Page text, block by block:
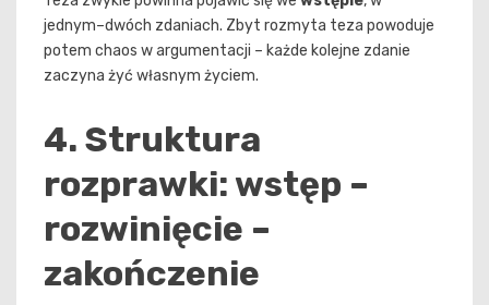
jednym–dwóch zdaniach. Zbyt rozmyta teza powoduje
potem chaos w argumentacji – każde kolejne zdanie
zaczyna żyć własnym życiem.
4. Struktura
rozprawki: wstęp –
rozwinięcie –
zakończenie